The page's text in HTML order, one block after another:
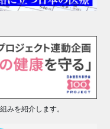
みを紹介します。